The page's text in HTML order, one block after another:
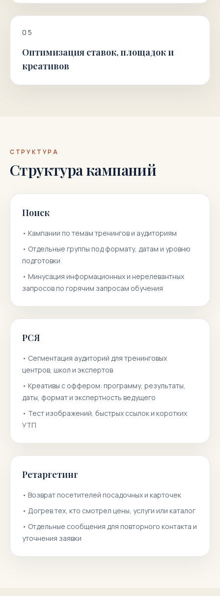
05
Оптимизация ставок, площадок и
креативов
СТРУКТУРА
Структура кампаний
Поиск
• Кампании по темам тренингов и аудиториям
• Отдельные группы под формату, датам и уровню
подготовки
• Минусация информационных и нерелевантных
запросов по горячим запросам обучения
РСЯ
• Сегментация аудиторий для тренинговых
центров, школ и экспертов
• Креативы с оффером: программу, результаты,
даты, формат и экспертность ведущего
• Тест изображений, быстрых ссылок и коротких
УТП
Ретаргетинг
• Возврат посетителей посадочных и карточек
• Догрев тех, кто смотрел цены, услуги или каталог
• Отдельные сообщения для повторного контакта и
уточнения заявки